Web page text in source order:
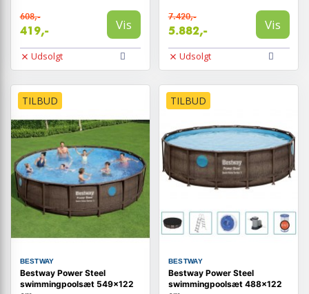
608,-
419,- Vis
Udsolgt
7.420,-
5.882,- Vis
Udsolgt
TILBUD
BESTWAY
Bestway Power Steel
swimmingpoolsæt 549x122
TILBUD
BESTWAY
Bestway Power Steel
swimmingpoolsæt 488x122